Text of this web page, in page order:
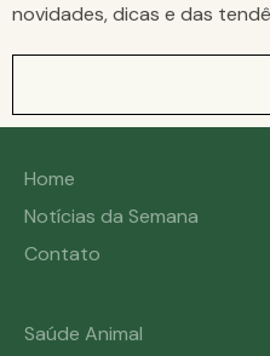
novidades, dicas e das
Home
Notícias da Semana
Contato
Saúde Animal